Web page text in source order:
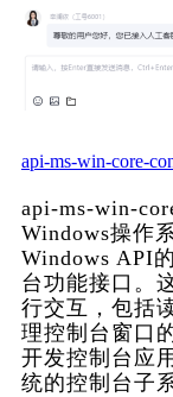
api-ms-win-core-
api-ms-win-
Windows操作
Windows API
台功能接口。
行交互，包括
理控制台窗口
开发控制台应
统的控制台子